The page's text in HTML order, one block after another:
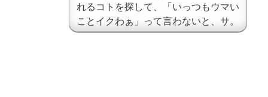
れるコトを探して、「いっつもウマい
ことイクわぁ」って言わないと、サ。